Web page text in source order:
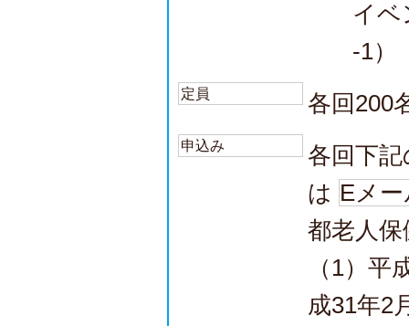
イベ
-1）
定員 各回200
申込み
各回下
は Eメ
都老人
（1）平
成31年2